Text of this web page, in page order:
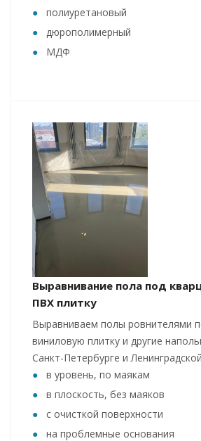
полиуретановый
дюрополимерный
МДФ
Выравнивание пола под
ПВХ плитку
Выравниваем полы ровнителями
виниловую плитку и другие
Санкт-Петербурге и
в уровень, по маякам
в плоскость, без маяков
с очисткой поверхности
на проблемные основания